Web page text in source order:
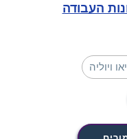
העבודה